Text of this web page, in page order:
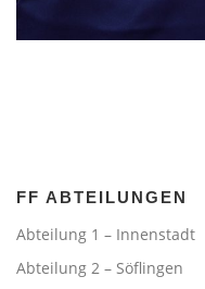
FF ABTEILUNGEN
Abteilung 1 – Innenstadt
Abteilung 2 – Söflingen